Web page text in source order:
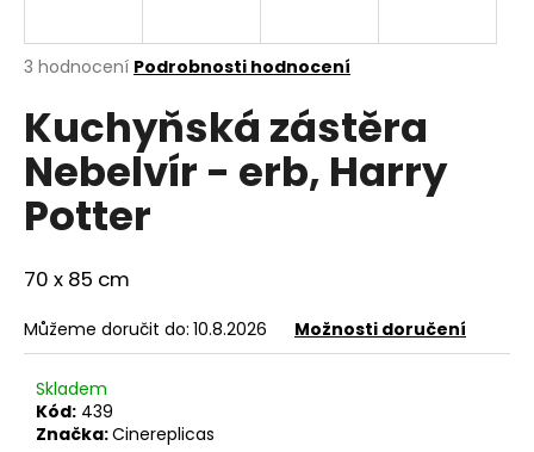
Průměrné
produktu
je
5,0
5
hvězdiček.
3 hodnocení Podrobnosti hodnocení
Kuchyňská zástěra
Nebelvír - erb, Harry
Potter
70 x 85 cm
Můžeme doručit do: 10.8.2026 Možnosti doručení
Skladem
Kód: 439
Značka:Cinereplicas
j
t
?
D
o
p